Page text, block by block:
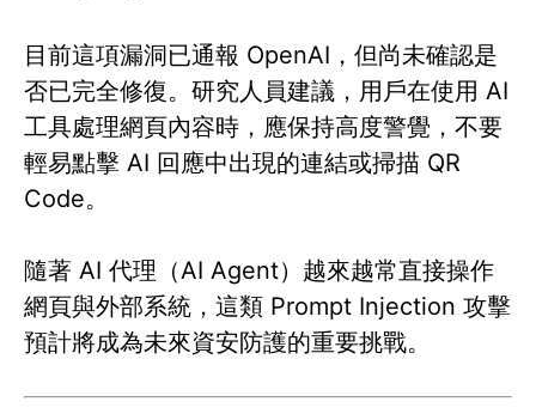
目前這項漏洞已通報 OpenAI，但尚未確認是
否已完全修復。研究人員建議，用戶在使用 AI
工具處理網頁內容時，應保持高度警覺，不要
輕易點擊 AI 回應中出現的連結或掃描 QR
Code。
隨著 AI 代理（AI Agent）越來越常直接操作
網頁與外部系統，這類 Prompt Injection 攻擊
預計將成為未來資安防護的重要挑戰。